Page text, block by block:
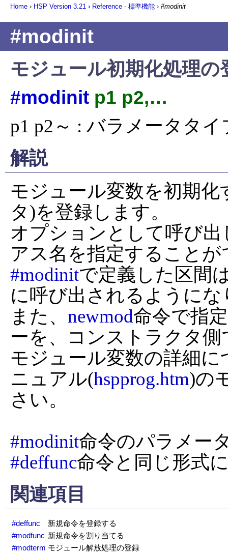
Home › HSP Version 3.21 › Reference - 標準機能 › #modinit
#modinit
モジュール初期化処理の
#modinit p1 p2,…
p1 p2～ : バラメータタ
解説
モジュール変数を初期
タ)を登録します。
オプションとして呼び
#modinitで定義した区間
に呼び出されるようにな
また、 newmod命令で指
ーを、コンストラクタ
モジュール変数の詳細
ニュアル(hspprog.htm)の
さい。
#modinit命令のパラメー
#deffunc命令と同じ形式
関連項目
#deffunc
新規命令を登録する
#modfunc 新規命令を割り当てる
#modterm モジュール解放処理の登録